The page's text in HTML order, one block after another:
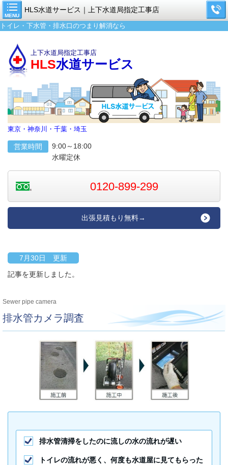
MENU
HLS水道サービス｜上下水道局指定工事店
トイレ・下水管・排水口のつまり解消なら
上下水道局指定工事店
HLS水道サービス
東京・神奈川・千葉・埼玉
営業時間
9:00～18:00
水曜定休
0120-899-299
出張見積もり無料→
7月30日 更新
記事を更新しました。
Sewer pipe camera
排水管カメラ調査
排水管清掃をしたのに流しの水の流れが遅い
トイレの流れが悪く、何度も水道屋に見てもらった